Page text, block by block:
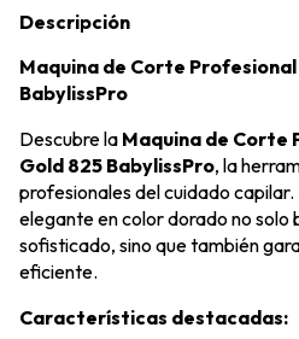
Descripción
Maquina de Corte
BabylissPro
Descubre la Maquina de Corte
Gold 825 BabylissPro, la
profesionales del cuidado
elegante en color dorado no solo
sofisticado, sino que también
eficiente.
Características destacadas: